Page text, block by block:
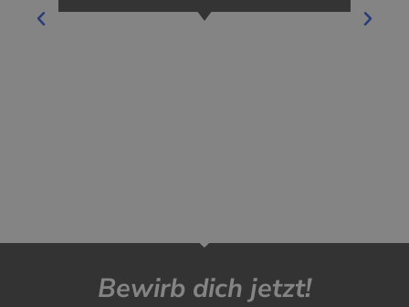
Bewirb dich jetzt!